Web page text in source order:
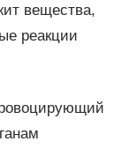
вещества,
реакции